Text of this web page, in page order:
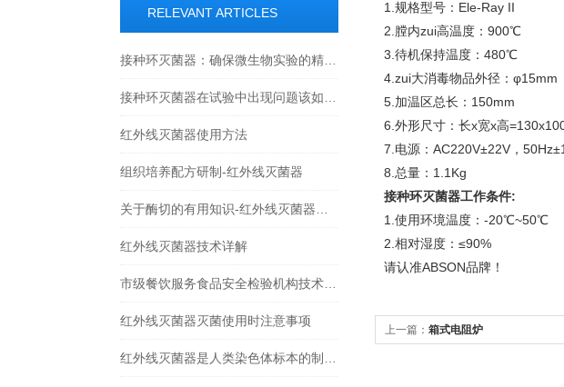
RELEVANT ARTICLES
红外线灭菌器使用方法
组织培养配方研制-红外线灭菌器
红外线灭菌器技术详解
红外线灭菌器灭菌使用时注意事项
1. 规格型号：Ele-
2.膛内zui高温度：900℃
3.待机保持温度：480℃
4.zui大消毒物品外径：φ15mm
5.加温区总长：150mm
6.外形尺寸：长x宽x高
7.电源：AC220V±22V，
8.总量：1.1Kg
接种环灭菌器工作条件:
1. 使用环境温度：-20℃~50℃
2. 相对湿度：≤90%
请认准ABSON品牌！
上一篇： 箱式电阻炉